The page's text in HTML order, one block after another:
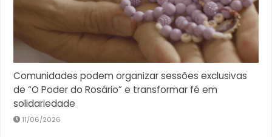
Comunidades podem organizar sessões exclusivas
de “O Poder do Rosário” e transformar fé em
solidariedade
11/06/2026